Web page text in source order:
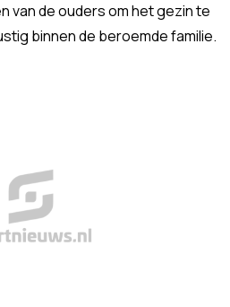
van de ouders om het gezin te
binnen de beroemde familie.